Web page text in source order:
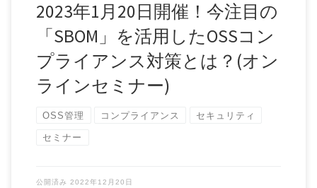
2023年1月20日開催！今注目の
「SBOM」を活用したOSSコン
プライアンス対策とは？(オン
ラインセミナー)
OSS管理 コンプライアンス セキュリティ
セミナー
公開済み 2022年12月20日